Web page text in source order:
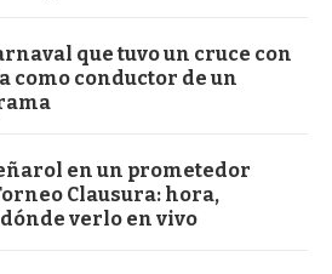
que tuvo un cruce con
como conductor de un
en un prometedor
Clausura: hora,
verlo en vivo